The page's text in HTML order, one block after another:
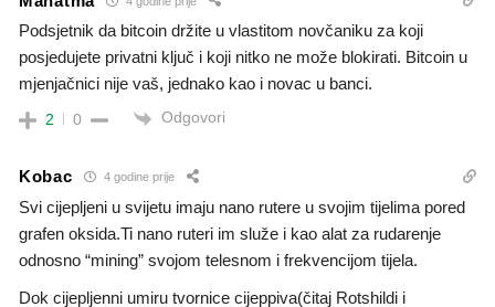
Podsjetnik da bitcoin držite u vlastitom novčaniku za koji
posjedujete privatni ključ i koji nitko ne može blokirati. Bitcoin u
mjenjačnici nije vaš, jednako kao i novac u banci.
2 0 Odgovori
Kobac 4 godine prije
Svi cijepljeni u svijetu imaju nano rutere u svojim tijelima pored
grafen oksida.Ti nano ruteri im služe i kao alat za rudarenje
odnosno “mining” svojom telesnom i frekvencijom tijela.
Dok cijepljenni umiru tvornice cijeppiva(čitaj Rotshildi i